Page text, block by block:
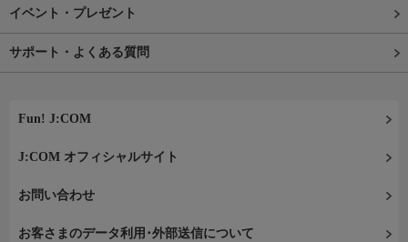
イベント・プレゼント
サポート・よくある質問
Fun! J:COM
J:COM オフィシャルサイト
お問い合わせ
お客さまのデータ利用･外部送信について